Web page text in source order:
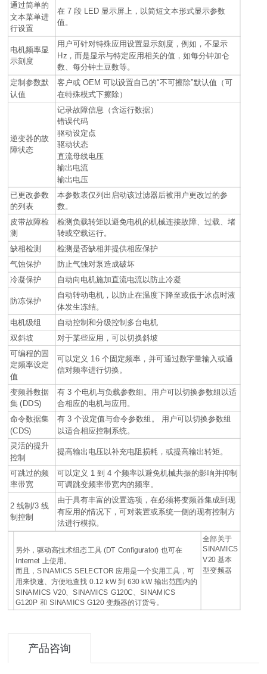
通过简单的
文本菜单进
行设置
在 7 段 LED 显示屏上，以简短文本形式显示参数
值。
电机频率显
示刻度
用户可针对特殊应用设置显示刻度，例如，不显示
Hz，而是显示与特定应用相关的值，如每分钟加仑
数、每分钟土豆数等。
定制参数默
认值
客户或 OEM 可以设置自己的“不可擦除”默认值（可
在特殊模式下擦除）
逆变器的故
障状态
记录故障信息（含运行数据）
错误代码
驱动设定点
驱动状态
直流母线电压
输出电流
输出电压
已更改参数
的列表
本参数表仅列出启动该过滤器后被用户更改过的参
数。
皮带故障检
测
检测负载转矩以避免电机的机械连接故障、过载、堵
转或空载运行。
缺相检测 检测是否缺相并提供相应保护
气蚀保护
防止气蚀对泵造成破坏
冷凝保护
自动向电机施加直流电流以防止冷凝
防冻保护
自动转动电机，以防止在温度下降至或低于冰点时液
体发生冻结。
电机级组
自动控制和分级控制多台电机
双斜坡
对于某些应用，可以切换斜坡
可编程的固
定频率设定
值
可以定义 16 个固定频率，并可通过数字量输入或通
信对频率进行切换。
变频器数据
集 (DDS)
有 3 个电机与负载参数组。用户可以切换参数组以适
合相应的电机与应用。
命令数据集
(CDS)
有 3 个设定值与命令参数组。 用户可以切换参数组
以适合相应控制系统。
灵活的提升
控制
提高输出电压以补充电阻损耗，或提高输出转矩。
可跳过的频
率带宽
可以定义 1 到 4 个频率以避免机械共振的影响并抑制
可调跳变频率带宽内的频率。
2 线制/3 线
制控制
由于具有丰富的设置选项，在必须将变频器集成到现
有应用的情况下，可对装置或系统一侧的现有控制方
法进行模拟。
另外，驱动高技术组态工具 (DT Configurator) 也可在
Internet 上使用。
而且，SINAMICS SELECTOR 应用是一个实用工具，可
用来快速、方便地查找 0.12 kW 到 630 kW 输出范围内的
SINAMICS V20、SINAMICS G120C、SINAMICS
G120P 和 SINAMICS G120 变频器的订货号。
全部关于
SINAMICS
V20 基本
型变频器
产品咨询